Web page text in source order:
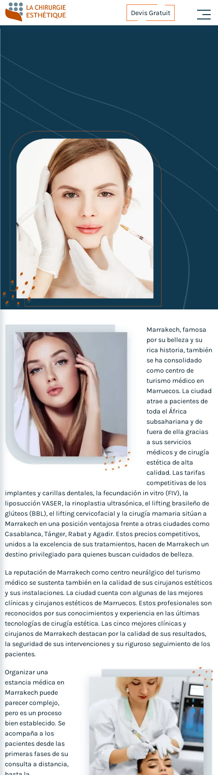
Devis Gratuit
Marrakech, famosa
por su belleza y su
rica historia, también
se ha consolidado
como centro de
turismo médico en
Marruecos. La ciudad
atrae a pacientes de
toda el África
subsahariana y de
fuera de ella gracias
a sus servicios
médicos y de cirugía
estética de alta
calidad. Las tarifas
competitivas de los
implantes y carillas dentales, la fecundación in vitro (FIV), la
liposucción VASER, la rinoplastia ultrasónica, el lifting brasileño de
glúteos (BBL), el lifting cervicofacial y la cirugía mamaria sitúan a
Marrakech en una posición ventajosa frente a otras ciudades como
Casablanca, Tánger, Rabat y Agadir. Estos precios competitivos,
unidos a la excelencia de sus tratamientos, hacen de Marrakech un
destino privilegiado para quienes buscan cuidados de belleza.
La reputación de Marrakech como centro neurálgico del turismo
médico se sustenta también en la calidad de sus cirujanos estéticos
y sus instalaciones. La ciudad cuenta con algunas de las mejores
clínicas y cirujanos estéticos de Marruecos. Estos profesionales son
reconocidos por sus conocimientos y experiencia en las últimas
tecnologías de cirugía estética. Las cinco mejores clínicas y
cirujanos de Marrakech destacan por la calidad de sus resultados,
la seguridad de sus intervenciones y su riguroso seguimiento de los
pacientes.
Organizar una
estancia médica en
Marrakech puede
parecer complejo,
pero es un proceso
bien establecido. Se
acompaña a los
pacientes desde las
primeras fases de su
consulta a distancia,